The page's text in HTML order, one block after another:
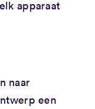
apparaat
naar
een